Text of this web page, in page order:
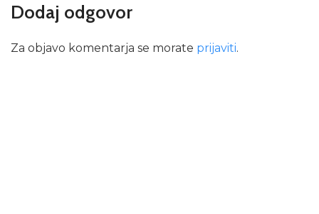
Dodaj odgovor
Za objavo komentarja se morate prijaviti.